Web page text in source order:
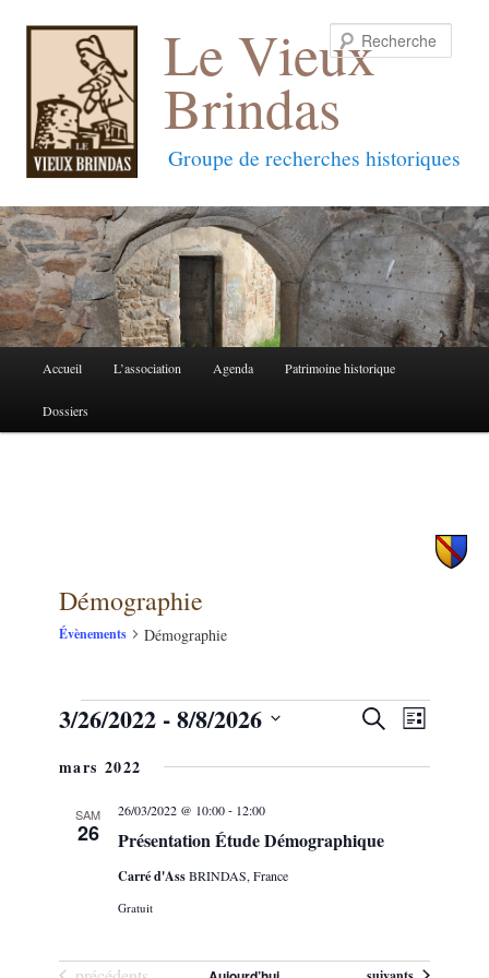
Le Vieux
Brindas
Groupe de recherches historiques
Aller
au
Aller
au
Accueil L’association Agenda Patrimoine historique
Dossiers
Démographie
Évènements Démographie
Évènements
Recherche
vues
Recherche
DE
Liste
3/26/2022 - 8/8/2026
une
mars 2022
SAM
26 Présentation Étude Démographique
26/03/2022 @ 10:00- 12:00
Carré d'AssBRINDAS, France
Gratuit
Évènements